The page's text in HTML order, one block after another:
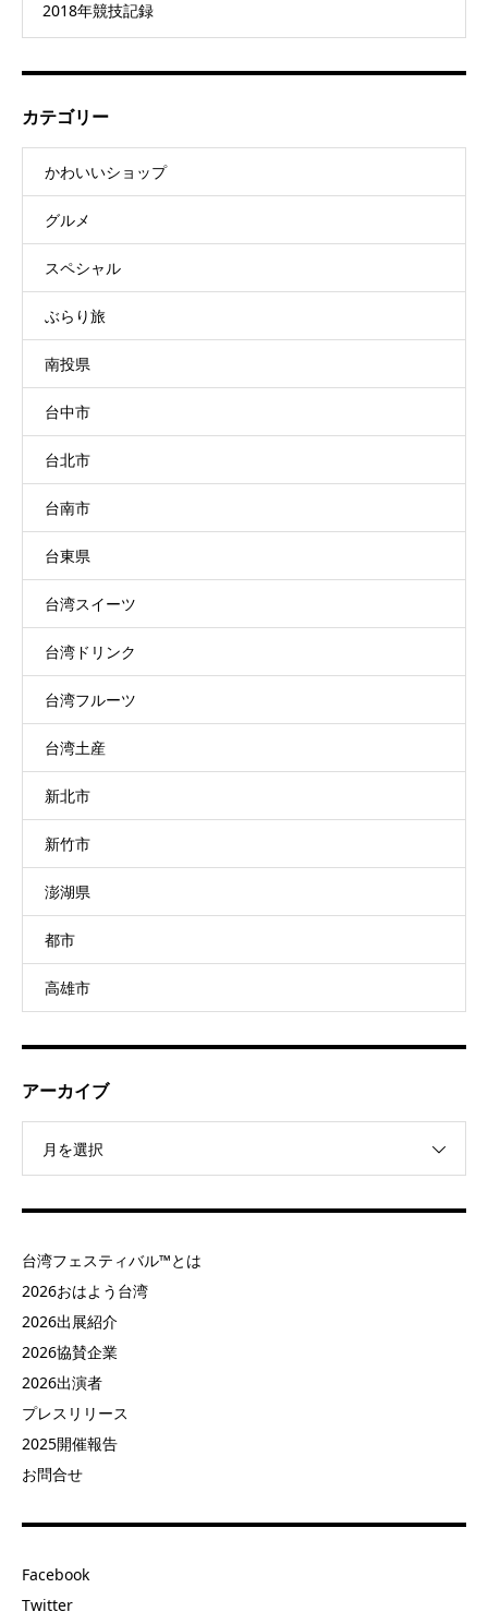
2018年競技記録
カテゴリー
かわいいショップ
グルメ
スペシャル
ぶらり旅
南投県
台中市
台北市
台南市
台東県
台湾スイーツ
台湾ドリンク
台湾フルーツ
台湾土産
新北市
新竹市
澎湖県
都市
高雄市
アーカイブ
月を選択
台湾フェスティバル™とは
2026おはよう台湾
2026出展紹介
2026協賛企業
2026出演者
プレスリリース
2025開催報告
お問合せ
Facebook
Twitter